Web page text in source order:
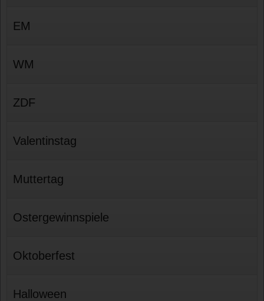
EM
WM
ZDF
Valentinstag
Muttertag
Ostergewinnspiele
Oktoberfest
Halloween